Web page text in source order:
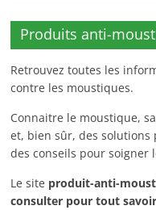
Produits anti-
Retrouvez toutes les
contre les moustiques.
Connaitre le moustique,
et, bien sûr, des
des conseils pour soigner
Le site produit-anti-
consulter pour tout